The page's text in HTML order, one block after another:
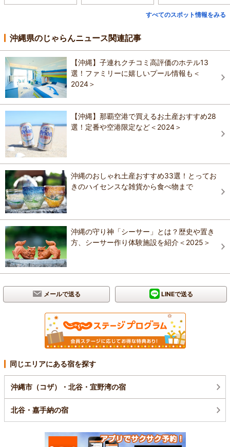
デポ内２Ｆ！
すべてのスポット情報をみる
沖縄県のじゃらんニュース関連記事
【沖縄】子連れクチコミ高評価のホテル13
選！ファミリーに嬉しいプール情報も＜
2024＞
【沖縄】那覇空港で買えるお土産おすすめ28
選！定番や空港限定など＜2024＞
沖縄のおしゃれ土産おすすめ33選！とってお
きのハイセンスな雑貨から食べ物まで
沖縄の守り神「シーサー」とは？歴史や置き
方、シーサー作り体験施設を紹介＜2025＞
メールで送る LINEで送る
同じエリアにある宿を探す
沖縄市（コザ）・北谷・宜野湾の宿
北谷・嘉手納の宿